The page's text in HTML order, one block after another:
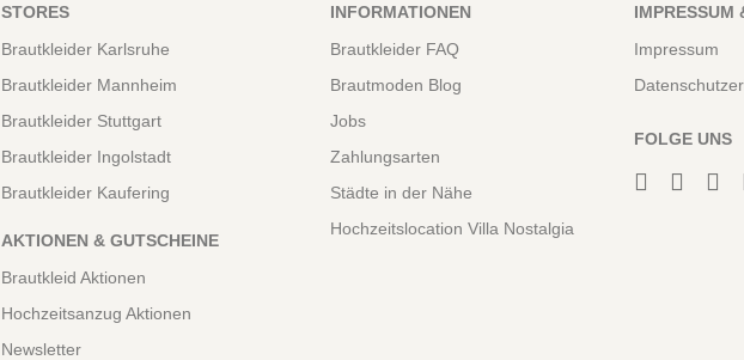
STORES
Brautkleider Karlsruhe
Brautkleider Mannheim
Brautkleider Stuttgart
Brautkleider Ingolstadt
Brautkleider Kaufering
AKTIONEN & GUTSCHEINE
Brautkleid Aktionen
Hochzeitsanzug Aktionen
Newsletter
INFORMATIONEN
Brautkleider FAQ
Brautmoden Blog
Jobs
Zahlungsarten
Städte in der Nähe
Hochzeitslocation Villa Nostalgia
IMPRESSUM
Impressum
FOLGE UNS